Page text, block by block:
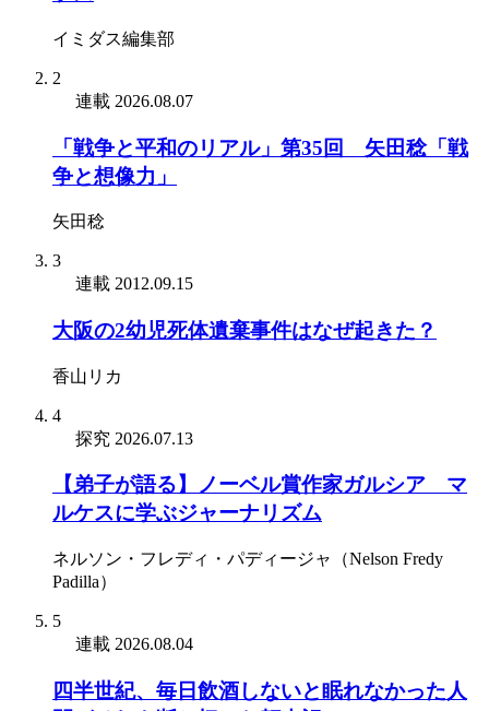
イミダス編集部
2
連載 2026.08.07
「戦争と平和のリアル」第35回 矢田稔「戦
争と想像力」
矢田稔
3
連載 2012.09.15
大阪の2幼児死体遺棄事件はなぜ起きた？
香山リカ
4
探究 2026.07.13
【弟子が語る】ノーベル賞作家ガルシア゠マ
ルケスに学ぶジャーナリズム
ネルソン・フレディ・パディージャ（Nelson Fredy
Padilla）
5
連載 2026.08.04
四半世紀、毎日飲酒しないと眠れなかった人